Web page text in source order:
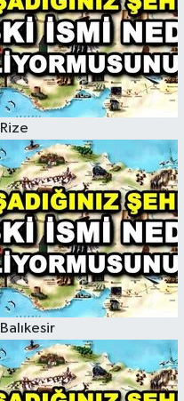
Rize
Balıkesir